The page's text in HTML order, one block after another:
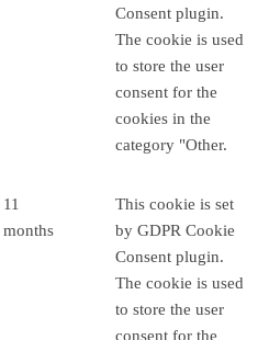
Consent plugin.
The cookie is used
to store the user
consent for the
cookies in the
category "Other.
11
months
This cookie is set
by GDPR Cookie
Consent plugin.
The cookie is used
to store the user
consent for the